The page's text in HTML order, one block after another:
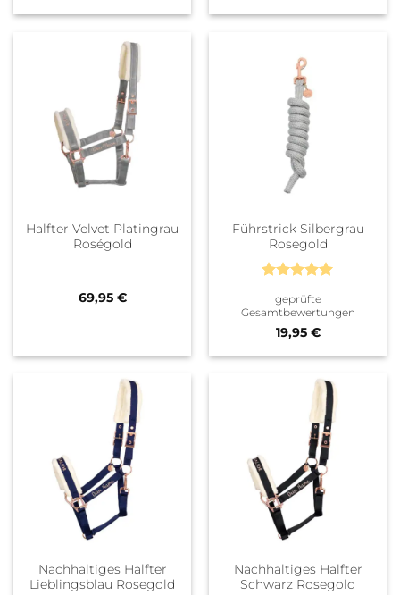
Halfter Velvet Platingrau
Roségold
69,95 €
Führstrick Silbergrau
Rosegold
mit5von
5
geprüfte
Gesamtbewertungen
19,95 €
Nachhaltiges Halfter
Lieblingsblau Rosegold
Nachhaltiges Halfter
Schwarz Rosegold